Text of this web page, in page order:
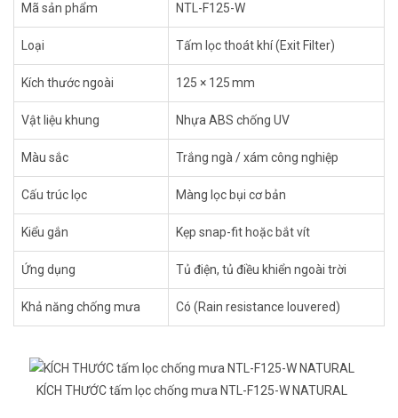
Mã sản phẩm NTL-F125-W
Loại Tấm lọc thoát khí (Exit Filter)
Kích thước ngoài 125 × 125 mm
Vật liệu khung Nhựa ABS chống UV
Màu sắc Trắng ngà / xám công nghiệp
Cấu trúc lọc Màng lọc bụi cơ bản
Kiểu gắn Kẹp snap-fit hoặc bắt vít
Ứng dụng Tủ điện, tủ điều khiển ngoài trời
Khả năng chống mưa Có (Rain resistance louvered)
KÍCH THƯỚC tấm lọc chống mưa NTL-F125-W NATURAL